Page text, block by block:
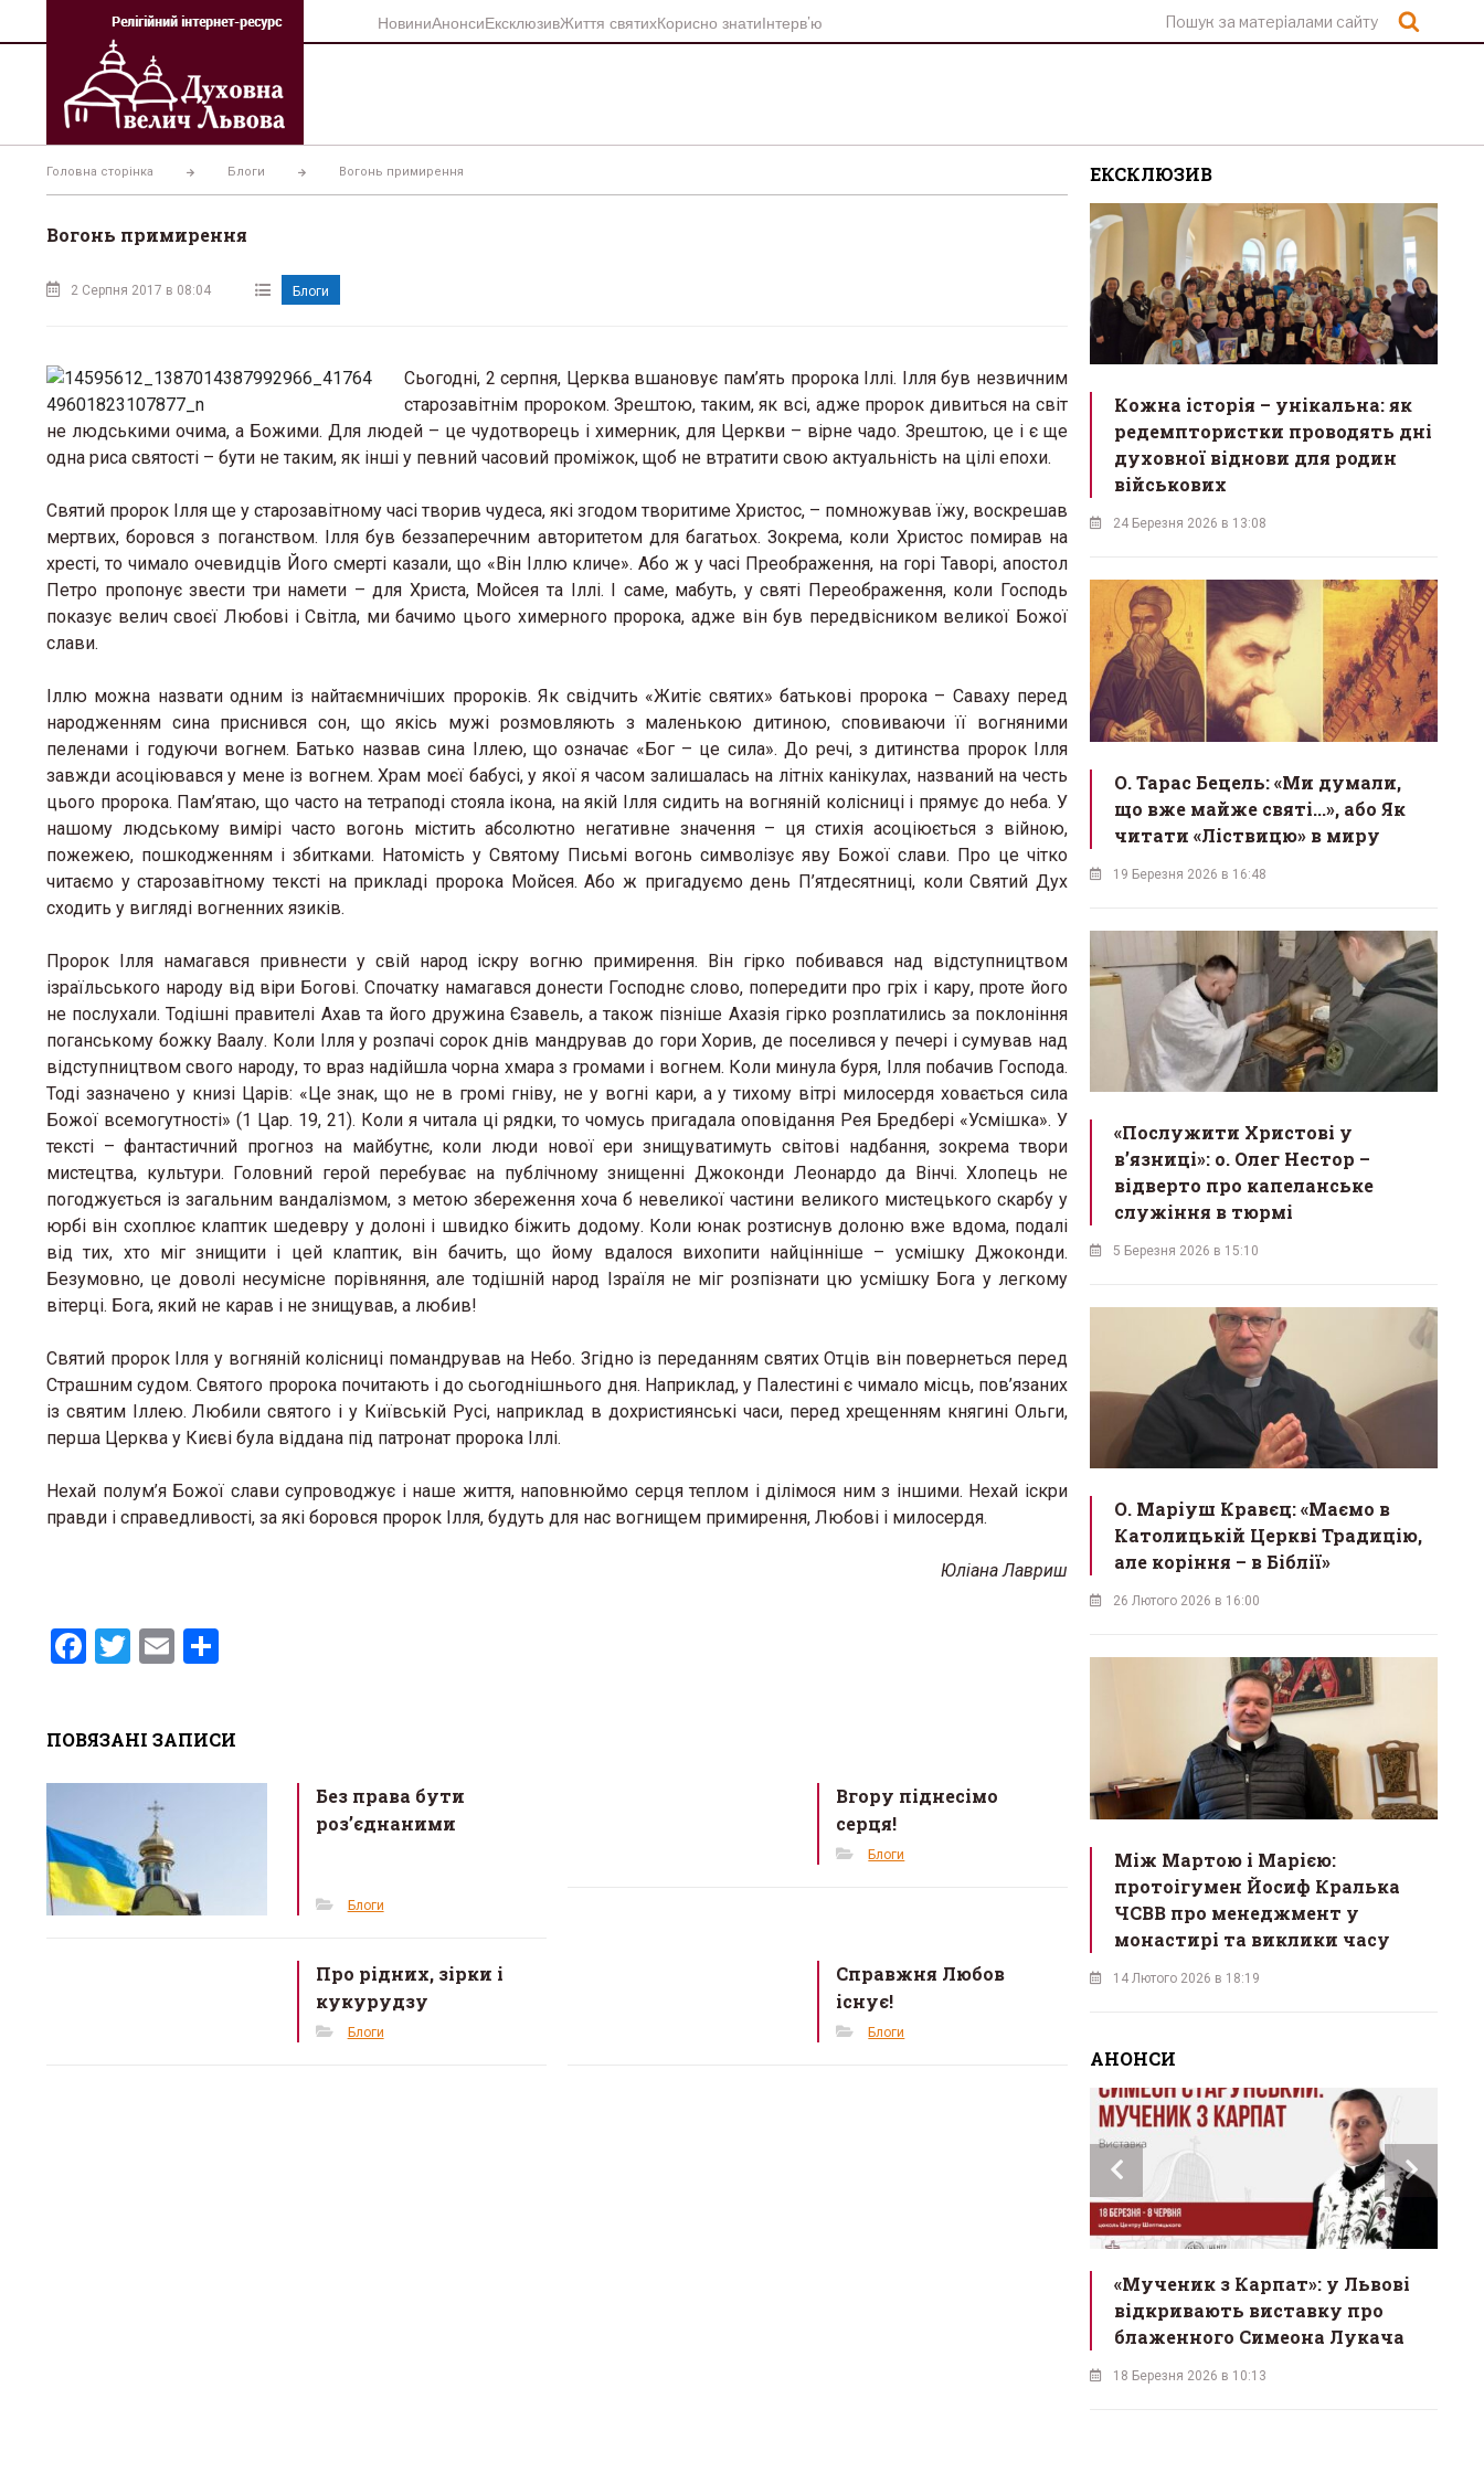
вмісту
НовиниАнонсиЕксклюзивЖиття святихКорисно знатиІнтерв’ю
Головна сторінка Блоги Вогонь примирення
Вогонь примирення
2 Серпня 2017 в 08:04 Блоги
Сьогодні, 2 серпня, Церква вшановує пам’ять пророка Іллі. Ілля був незвичним
старозавітнім пророком. Зрештою, таким, як всі, адже пророк дивиться на світ
не людськими очима, а Божими. Для людей – це чудотворець і химерник, для Церкви – вірне чадо. Зрештою, це і є ще
одна риса святості – бути не таким, як інші у певний часовий проміжок, щоб не втратити свою актуальність на цілі епохи.
Святий пророк Ілля ще у старозавітному часі творив чудеса, які згодом творитиме Христос, – помножував їжу, воскрешав
мертвих, боровся з поганством. Ілля був беззаперечним авторитетом для багатьох. Зокрема, коли Христос помирав на
хресті, то чимало очевидців Його смерті казали, що «Він Іллю кличе». Або ж у часі Преображення, на горі Таворі, апостол
Петро пропонує звести три намети – для Христа, Мойсея та Іллі. І саме, мабуть, у святі Переображення, коли Господь
показує велич своєї Любові і Світла, ми бачимо цього химерного пророка, адже він був передвісником великої Божої
слави.
Іллю можна назвати одним із найтаємничіших пророків. Як свідчить «Житіє святих» батькові пророка – Саваху перед
народженням сина приснився сон, що якісь мужі розмовляють з маленькою дитиною, сповиваючи її вогняними
пеленами і годуючи вогнем. Батько назвав сина Іллею, що означає «Бог – це сила». До речі, з дитинства пророк Ілля
завжди асоціювався у мене із вогнем. Храм моєї бабусі, у якої я часом залишалась на літніх канікулах, названий на честь
цього пророка. Пам’ятаю, що часто на тетраподі стояла ікона, на якій Ілля сидить на вогняній колісниці і прямує до неба. У
нашому людському вимірі часто вогонь містить абсолютно негативне значення – ця стихія асоціюється з війною,
пожежею, пошкодженням і збитками. Натомість у Святому Письмі вогонь символізує яву Божої слави. Про це чітко
читаємо у старозавітному тексті на прикладі пророка Мойсея. Або ж пригадуємо день П’ятдесятниці, коли Святий Дух
сходить у вигляді вогненних язиків.
Пророк Ілля намагався привнести у свій народ іскру вогню примирення. Він гірко побивався над відступництвом
ізраїльського народу від віри Богові. Спочатку намагався донести Господнє слово, попередити про гріх і кару, проте його
не послухали. Тодішні правителі Ахав та його дружина Єзавель, а також пізніше Ахазія гірко розплатились за поклоніння
поганському божку Ваалу. Коли Ілля у розпачі сорок днів мандрував до гори Хорив, де поселився у печері і сумував над
відступництвом свого народу, то враз надійшла чорна хмара з громами і вогнем. Коли минула буря, Ілля побачив Господа.
Тоді зазначено у книзі Царів: «Це знак, що не в громі гніву, не у вогні кари, а у тихому вітрі милосердя ховається сила
Божої всемогутності» (1 Цар. 19, 21). Коли я читала ці рядки, то чомусь пригадала оповідання Рея Бредбері «Усмішка». У
тексті – фантастичний прогноз на майбутнє, коли люди новoї ери знищуватимуть світові надбання, зокрема твори
мистецтва, культури. Головний герой перебуває на публічному знищенні Джоконди Леонардо да Вінчі. Хлопець не
погоджується із загальним вандалізмом, з метою збереження хоча б невеликої частини великого мистецького скарбу у
юрбі він схоплює клаптик шедевру у долоні і швидко біжить додому. Коли юнак розтиснув долоню вже вдома, подалі
від тих, хто міг знищити і цей клаптик, він бачить, що йому вдалося вихопити найцінніше – усмішку Джоконди.
Безумовно, це доволі несумісне порівняння, але тодішній народ Ізраїля не міг розпізнати цю усмішку Бога у легкому
вітерці. Бога, який не карав і не знищував, а любив!
Святий пророк Ілля у вогняній колісниці помандрував на Небо. Згідно із переданням святих Отців він повернеться перед
Страшним судом. Святого пророка почитають і до сьогоднішнього дня. Наприклад, у Палестині є чимало місць, пов’язаних
із святим Іллею. Любили святого і у Київській Русі, наприклад в дохристиянські часи, перед хрещенням княгині Ольги,
перша Церква у Києві була віддана під патронат пророка Іллі.
Нехай полум’я Божої слави супроводжує і наше життя, наповнюймо серця теплом і ділімося ним з іншими. Нехай іскри
правди і справедливості, за які боровся пророк Ілля, будуть для нас вогнищем примирення, Любові і милосердя.
Юліана Лавриш
F
b
o
k
T
er
E
e
ПОВЯЗАНІ ЗАПИСИ
Без права бути
роз’єднаними
Блоги
Вгору піднесімо
серця!
Блоги
Про рідних, зірки і
кукурудзу
Блоги
Справжня Любов
існує!
Блоги
ЕКСКЛЮЗИВ
Кожна історія – унікальна: як
редемптористки проводять дні
духовної віднови для родин
військових
24 Березня 2026 в 13:08
О. Тарас Бецель: «Ми думали,
що вже майже святі...», або Як
читати «Ліствицю» в миру
19 Березня 2026 в 16:48
«Послужити Христові у
вʼязниці»: о. Олег Нестор –
відверто про капеланське
служіння в тюрмі
5 Березня 2026 в 15:10
О. Маріуш Кравєц: «Маємо в
Католицькій Церкві Традицію,
але коріння – в Біблії»
26 Лютого 2026 в 16:00
Між Мартою і Марією:
протоігумен Йосиф Кралька
ЧСВВ про менеджмент у
монастирі та виклики часу
14 Лютого 2026 в 18:19
АНОНСИ
«Мученик з Карпат»: у Львові
відкривають виставку про
блаженного Симеона Лукача
18 Березня 2026 в 10:13